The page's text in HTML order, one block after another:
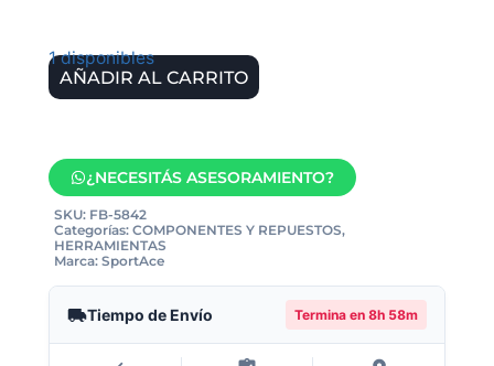
1 disponibles
AÑADIR AL CARRITO
¿NECESITÁS ASESORAMIENTO?
SKU: FB-5842
Categorías: COMPONENTES Y REPUESTOS,
HERRAMIENTAS
Marca: SportAce
Tiempo de Envío Termina en 8h 58m